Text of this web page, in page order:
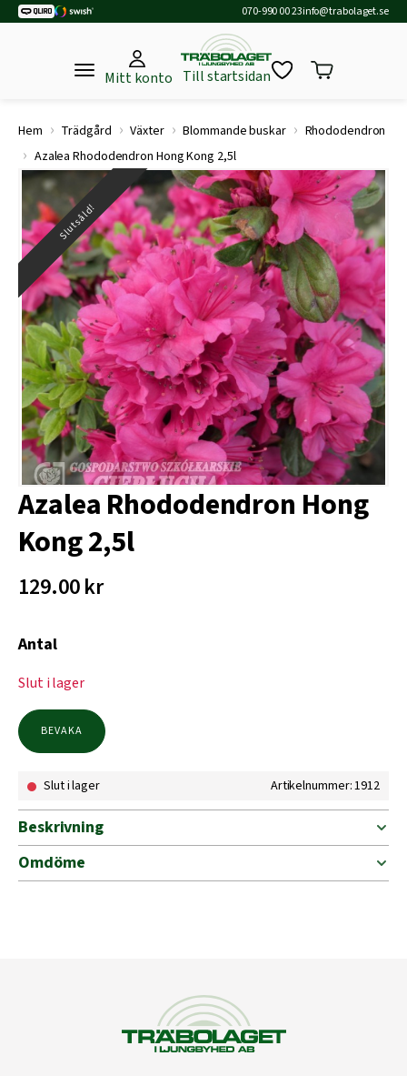
070-990 00 23info@trabolaget.se
Mitt konto Till startsidan
Hem › Trädgård › Växter › Blommande buskar › Rhododendron
› Azalea Rhododendron Hong Kong 2,5l
Slutsåld!
Azalea Rhododendron Hong
Kong 2,5l
129.00kr
Antal
Slut i lager
BEVAKA
Slut i lager Artikelnummer: 1912
Beskrivning
Omdöme